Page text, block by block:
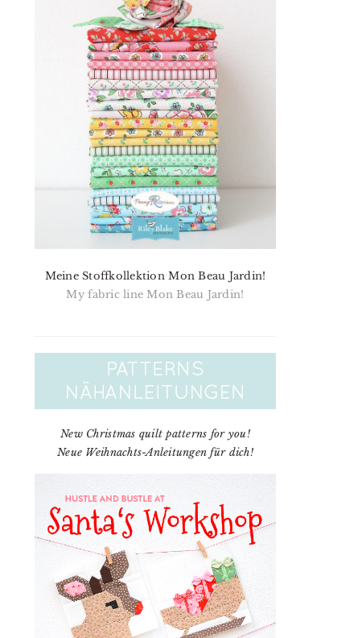
Meine Stoffkollektion Mon Beau Jardin!
My fabric line Mon Beau Jardin!
New Christmas quilt patterns for you!
Neue Weihnachts-Anleitungen für dich!